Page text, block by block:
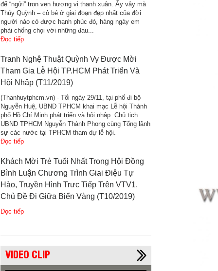
để “ngửi” trọn vẹn hương vị thanh xuân. Ấy vậy mà
Thúy Quỳnh – cô bé ở giai đoạn đẹp nhất của đời
người nào có được hạnh phúc đó, hàng ngày em
phải chống chọi với những đau...
Đọc tiếp
Tranh Nghệ Thuật Quỳnh Vy Được Mời
Tham Gia Lễ Hội TP.HCM Phát Triển Và
Hội Nhập (T11/2019)
(Thanhuytphcm.vn) - Tối ngày 29/11, tại phố đi bộ
Nguyễn Huệ, UBND TPHCM khai mạc Lễ hội Thành
phố Hồ Chí Minh phát triển và hội nhập. Chủ tịch
UBND TPHCM Nguyễn Thành Phong cùng Tổng lãnh
sự các nước tại TPHCM tham dự lễ hội.
Đọc tiếp
Khách Mời Trẻ Tuổi Nhất Trong Hội Đồng
Bình Luận Chương Trình Giai Điệu Tự
Hào, Truyền Hình Trực Tiếp Trên VTV1,
Chủ Đề Đi Giữa Biển Vàng (T10/2019)
Đọc tiếp
VIDEO CLIP